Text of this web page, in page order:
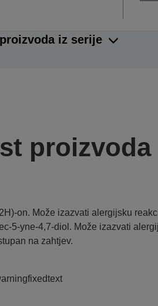
iz serije
proizvoda
on. Može izazvati alergijsku
5-yne-4,7-diol. Može izazvati
na zahtjev.